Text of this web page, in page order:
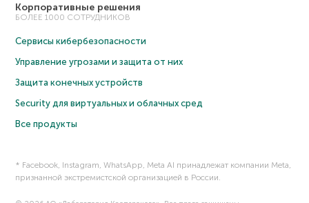
Корпоративные решения
БОЛЕЕ 1000 СОТРУДНИКОВ
Сервисы кибербезопасности
Управление угрозами и защита от них
Защита конечных устройств
Security для виртуальных и облачных сред
Все продукты
* Facebook, Instagram, WhatsApp, Meta AI принадлежат компании Meta,
признанной экстремистской организацией в России.